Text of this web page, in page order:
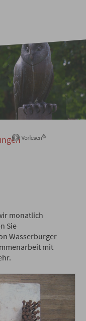
monatlich
Sie
Wasserburger
mit